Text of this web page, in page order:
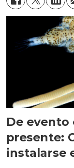
De evento
presente:
instalarse